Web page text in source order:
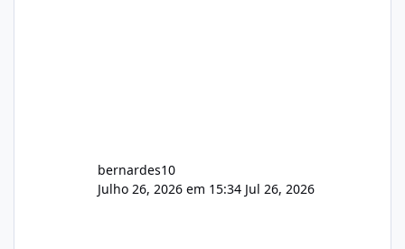
bernardes10
Julho 26, 2026 em 15:34 Jul 26, 2026